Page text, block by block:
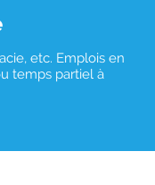
etc. Emplois en
temps partiel à